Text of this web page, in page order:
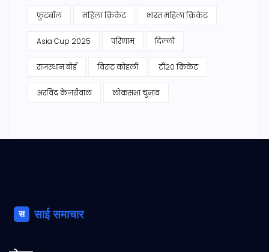
फुटबॉल महिला क्रिकेट भारत महिला क्रिकेट
Asia Cup 2025 परिणाम दिल्ली
राजस्थान बोर्ड विराट कोहली टी20 क्रिकेट
अरविंद केजरीवाल लोकसभा चुनाव